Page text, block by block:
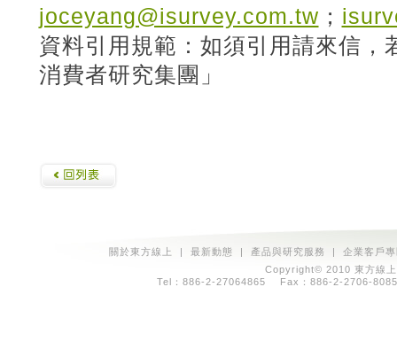
joceyang@isurvey.com.tw ；
資料引用規範：如須引用請來信，
消費者研究集團」
關於東方線上 | 最新動態 | 產品與研究服務 | 企業客戶
Copyright© 2010 東方線
Tel：886-2-27064865 Fax：886-2-2706-